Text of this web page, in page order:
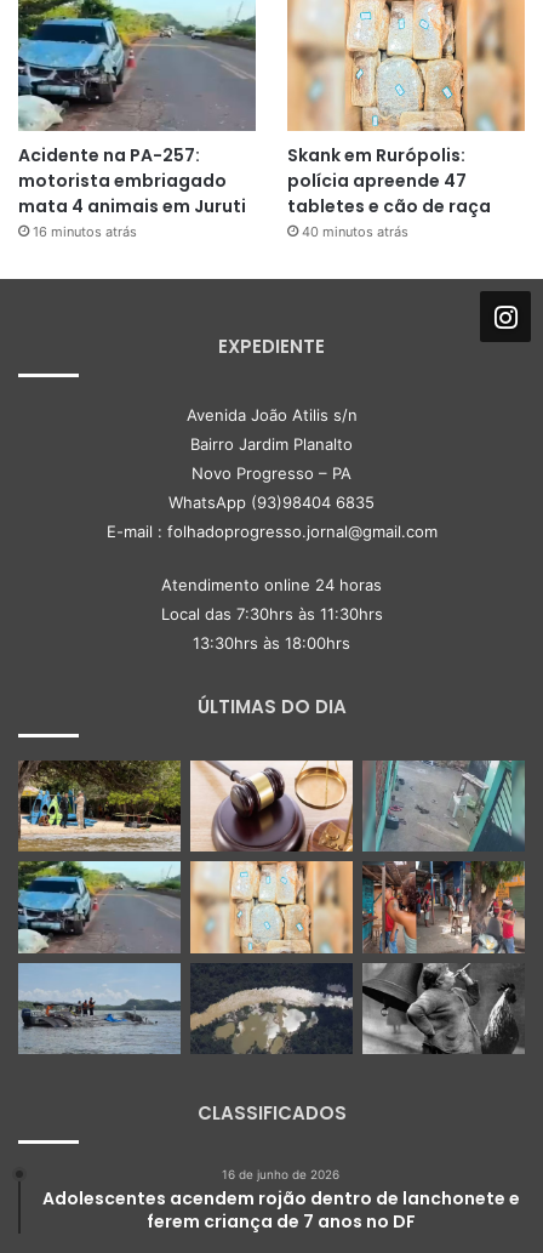
Acidente na PA-257:
motorista embriagado
mata 4 animais em Juruti
16 minutos atrás
Skank em Rurópolis:
polícia apreende 47
tabletes e cão de raça
40 minutos atrás
EXPEDIENTE
Avenida João Atilis s/n
Bairro Jardim Planalto
Novo Progresso – PA
WhatsApp (93)98404 6835
E-mail : folhadoprogresso.jornal@gmail.com
Atendimento online 24 horas
Local das 7:30hrs às 11:30hrs
13:30hrs às 18:00hrs
ÚLTIMAS DO DIA
CLASSIFICADOS
16 de junho de 2026
Adolescentes acendem rojão dentro de lanchonete e
ferem criança de 7 anos no DF